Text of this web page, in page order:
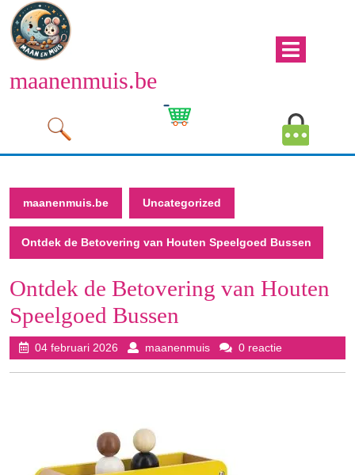
Naar
de
inhoud
maanenmuis.be
Winkelwagen
maanenmuis.be Uncategorized
Ontdek de Betovering van Houten Speelgoed Bussen
Ontdek de Betovering van Houten
Speelgoed Bussen
04 februari 2026 04
februari
maanenmuismaanenmuis
0 reactie